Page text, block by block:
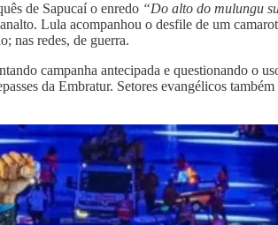
de Sapucaí o enredo “Do alto do mulungu
Lula acompanhou o desfile de um
nas redes, de guerra.
campanha antecipada e questionando o
da Embratur. Setores evangélicos